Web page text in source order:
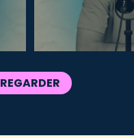
REGARDER